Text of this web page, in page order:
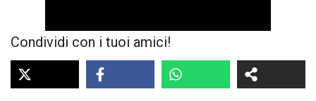
Condividi con i tuoi amici!